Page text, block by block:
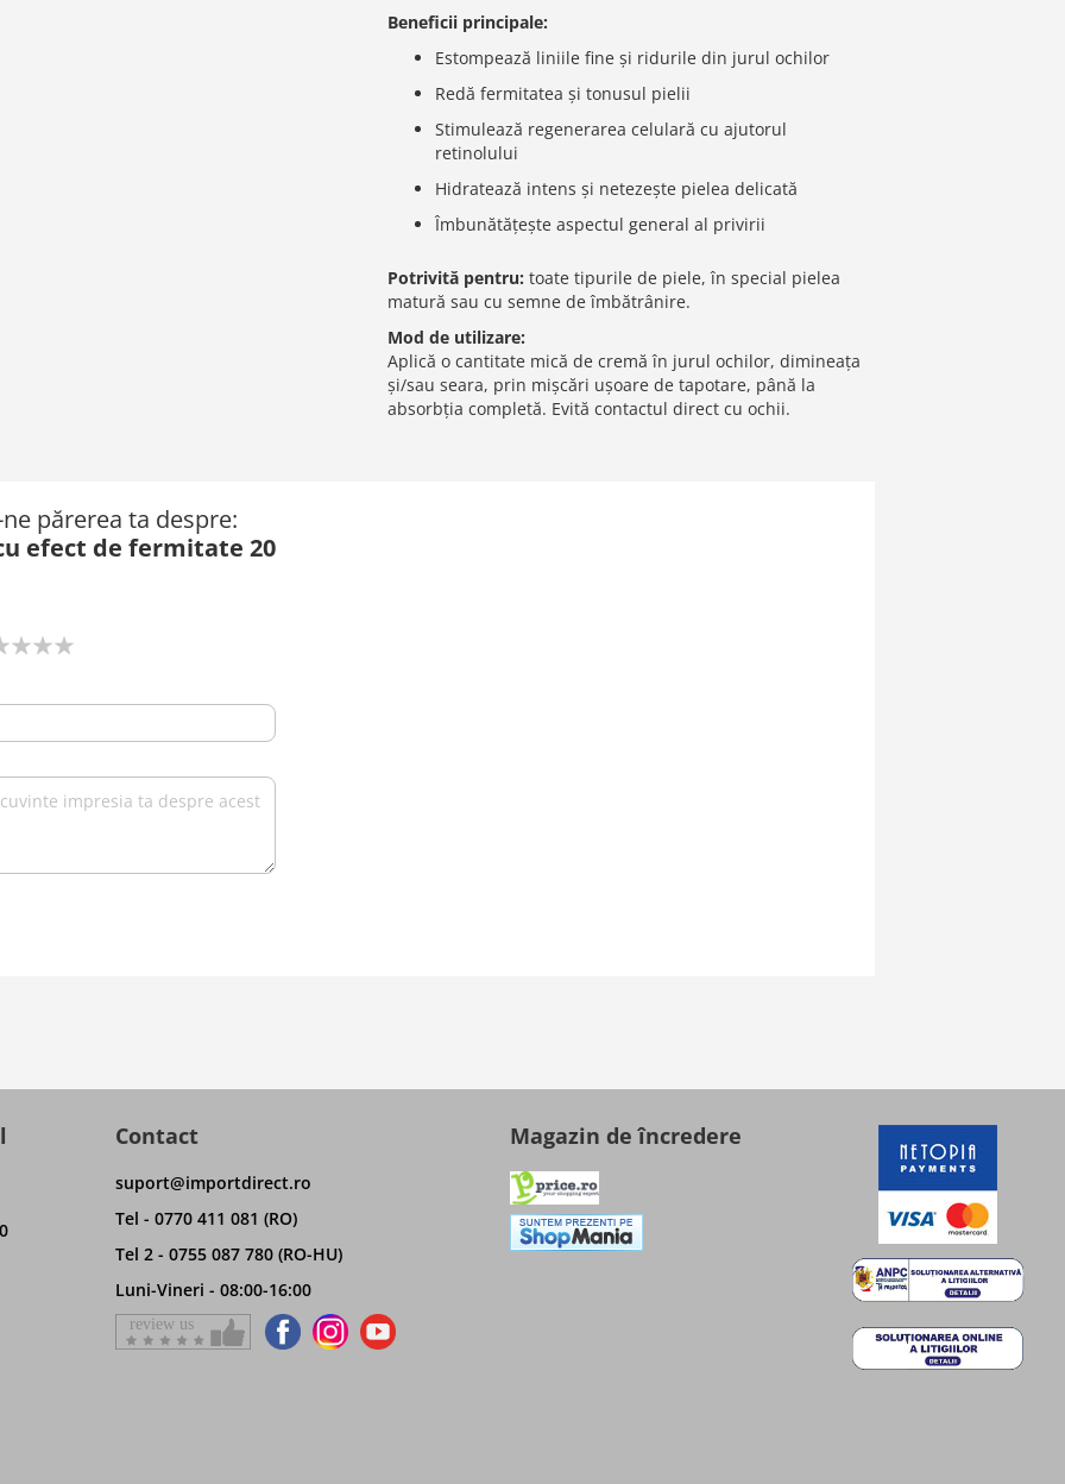
Beneficii principale:
Estompează liniile fine și ridurile din jurul ochilor
Redă fermitatea și tonusul pielii
Stimulează regenerarea celulară cu ajutorul
retinolului
Hidratează intens și netezește pielea delicată
Îmbunătățește aspectul general al privirii
Potrivită pentru: toate tipurile de piele, în special pielea
matură sau cu semne de îmbătrânire.
Mod de utilizare:
Aplică o cantitate mică de cremă în jurul ochilor, dimineața
și/sau seara, prin mișcări ușoare de tapotare, până la
absorbția completă. Evită contactul direct cu ochii.
părerea ta despre:
efect de fermitate 20
Contact
suport@importdirect.ro
Tel - 0770 411 081 (RO)
Tel 2 - 0755 087 780 (RO-HU)
Luni-Vineri - 08:00-16:00
Magazin de încredere